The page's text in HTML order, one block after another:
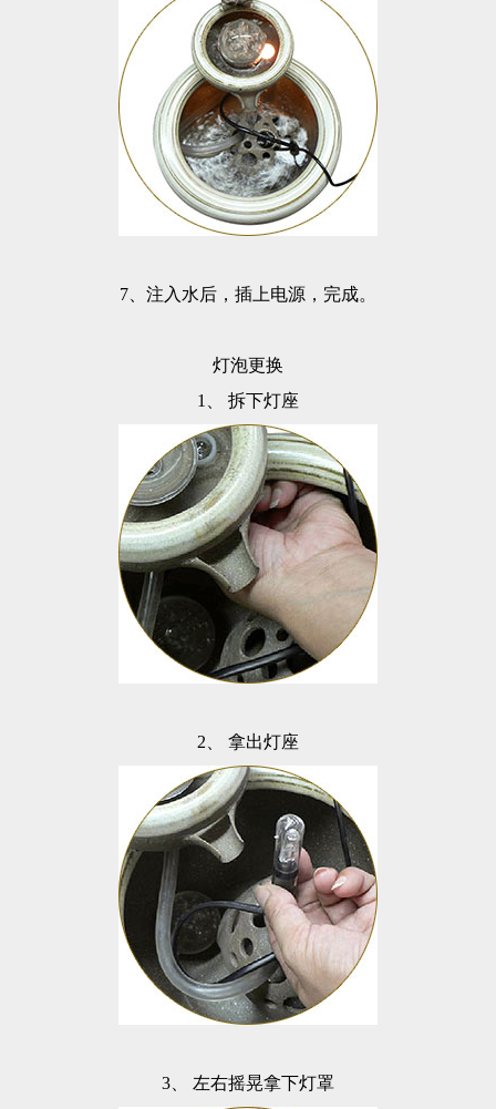
7 、注入水后，插上电源，完成。
灯泡更换
1、
拆下灯座
2、 拿出灯座
3、 左右摇晃拿下灯罩